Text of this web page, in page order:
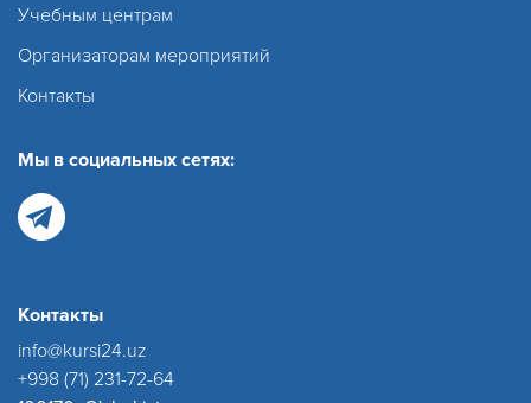
Учебным центрам
Организаторам мероприятий
Контакты
Мы в социальных сетях:
Контакты
info@kursi24.uz
+998 (71) 231-72-64